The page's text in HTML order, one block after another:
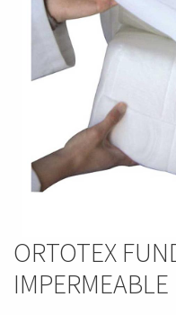
ORTOTEX
IMPERMEABLE